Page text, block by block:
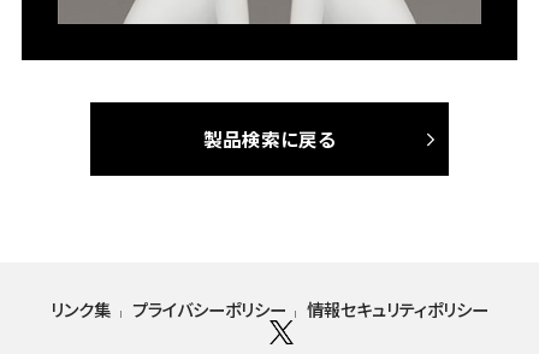
製品検索に戻る
リンク集 プライバシーポリシー 情報セキュリティポリシー